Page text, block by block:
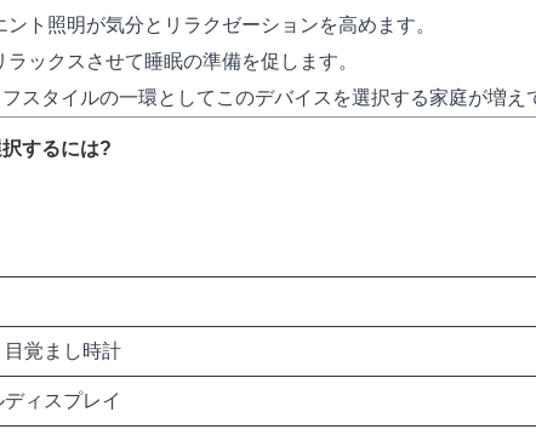
ト照明が気分とリラクゼーションを高めます。
ックスさせて睡眠の準備を促します。
スタイルの一環としてこのデバイスを選択する家庭が増え
するには?
目覚まし時計
ィスプレイ